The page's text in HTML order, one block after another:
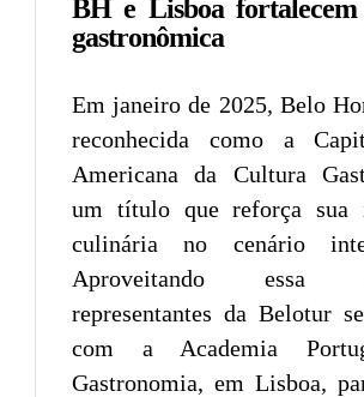
BH e Lisboa
gastronômica
Em janeiro de 2025, Belo
reconhecida como a
Americana da Cultura
um título que reforça sua
culinária no cenário
Aproveitando essa
representantes da Belotur
com a Academia
Gastronomia, em Lisboa,